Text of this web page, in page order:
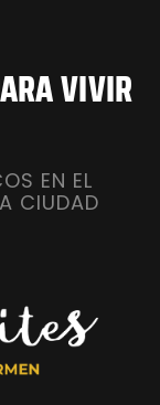
VIVIR
EN EL
CIUDAD